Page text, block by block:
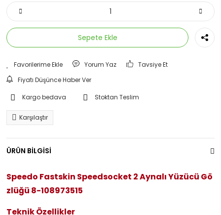
Sepete Ekle
Yorum Yaz
Tavsiye Et
Fiyatı Düşünce Haber Ver
Kargo bedava Stoktan Teslim
Karşılaştır
ÜRÜN BİLGİSİ
Speedo Fastskin Speedsocket 2 Aynalı Yüzücü Gö
zlüğü 8-108973515
Teknik Özellikler